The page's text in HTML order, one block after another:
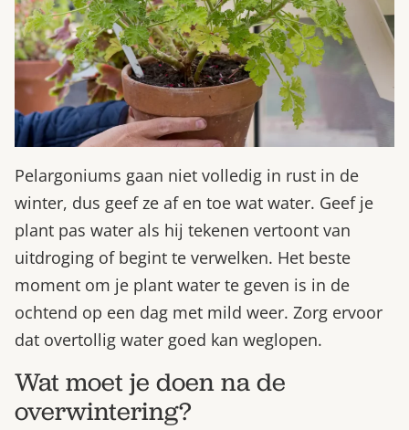
Pelargoniums gaan niet volledig in rust in de
winter, dus geef ze af en toe wat water. Geef je
plant pas water als hij tekenen vertoont van
uitdroging of begint te verwelken. Het beste
moment om je plant water te geven is in de
ochtend op een dag met mild weer. Zorg ervoor
dat overtollig water goed kan weglopen.
Wat moet je doen na de
overwintering?